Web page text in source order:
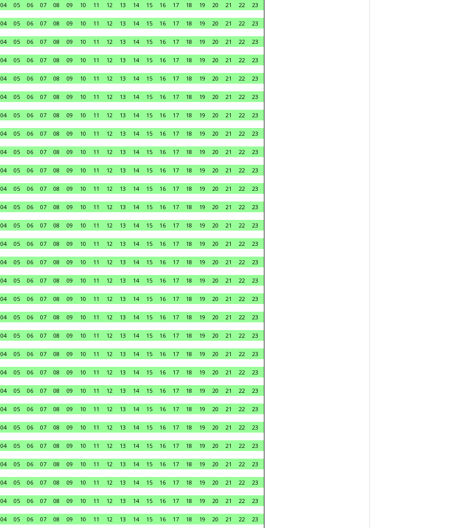
04 05 06 07 08 09 10 11 12 13 14 15 16 17 18 19 20 21 22
23
04 05 06 07 08 09 10 11 12 13 14 15 16 17 18 19 20 21 22
23
04 05 06 07 08 09 10 11 12 13 14 15 16 17 18 19 20 21 22
23
04 05 06 07 08 09 10 11 12 13 14 15 16 17 18 19 20 21 22
23
04 05 06 07 08 09 10 11 12 13 14 15 16 17 18 19 20 21 22
23
04 05 06 07 08 09 10 11 12 13 14 15 16 17 18 19 20 21 22
23
04 05 06 07 08 09 10 11 12 13 14 15 16 17 18 19 20 21 22
23
04 05 06 07 08 09 10 11 12 13 14 15 16 17 18 19 20 21 22
23
04 05 06 07 08 09 10 11 12 13 14 15 16 17 18 19 20 21 22
23
04 05 06 07 08 09 10 11 12 13 14 15 16 17 18 19 20 21 22
23
04 05 06 07 08 09 10 11 12 13 14 15 16 17 18 19 20 21 22
23
04 05 06 07 08 09 10 11 12 13 14 15 16 17 18 19 20 21 22
23
04 05 06 07 08 09 10 11 12 13 14 15 16 17 18 19 20 21 22
23
04 05 06 07 08 09 10 11 12 13 14 15 16 17 18 19 20 21 22
23
04 05 06 07 08 09 10 11 12 13 14 15 16 17 18 19 20 21 22
23
04 05 06 07 08 09 10 11 12 13 14 15 16 17 18 19 20 21 22
23
04 05 06 07 08 09 10 11 12 13 14 15 16 17 18 19 20 21 22
23
04 05 06 07 08 09 10 11 12 13 14 15 16 17 18 19 20 21 22
23
04 05 06 07 08 09 10 11 12 13 14 15 16 17 18 19 20 21 22
23
04 05 06 07 08 09 10 11 12 13 14 15 16 17 18 19 20 21 22
23
04 05 06 07 08 09 10 11 12 13 14 15 16 17 18 19 20 21 22
23
04 05 06 07 08 09 10 11 12 13 14 15 16 17 18 19 20 21 22
23
04 05 06 07 08 09 10 11 12 13 14 15 16 17 18 19 20 21 22
23
04 05 06 07 08 09 10 11 12 13 14 15 16 17 18 19 20 21 22
23
04 05 06 07 08 09 10 11 12 13 14 15 16 17 18 19 20 21 22
23
04 05 06 07 08 09 10 11 12 13 14 15 16 17 18 19 20 21 22
23
04 05 06 07 08 09 10 11 12 13 14 15 16 17 18 19 20 21 22
23
04 05 06 07 08 09 10 11 12 13 14 15 16 17 18 19 20 21 22
23
04 05 06 07 08 09 10 11 12 13 14 15 16 17 18 19 20 21 22
23